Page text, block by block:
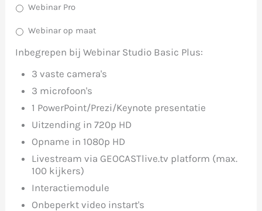
Webinar Pro
Webinar op maat
Inbegrepen bij Webinar Studio Basic Plus:
3 vaste camera's
3 microfoon's
1 PowerPoint/Prezi/Keynote presentatie
Uitzending in 720p HD
Opname in 1080p HD
Livestream via GEOCASTlive.tv platform (max.
100 kijkers)
Interactiemodule
Onbeperkt video instart's